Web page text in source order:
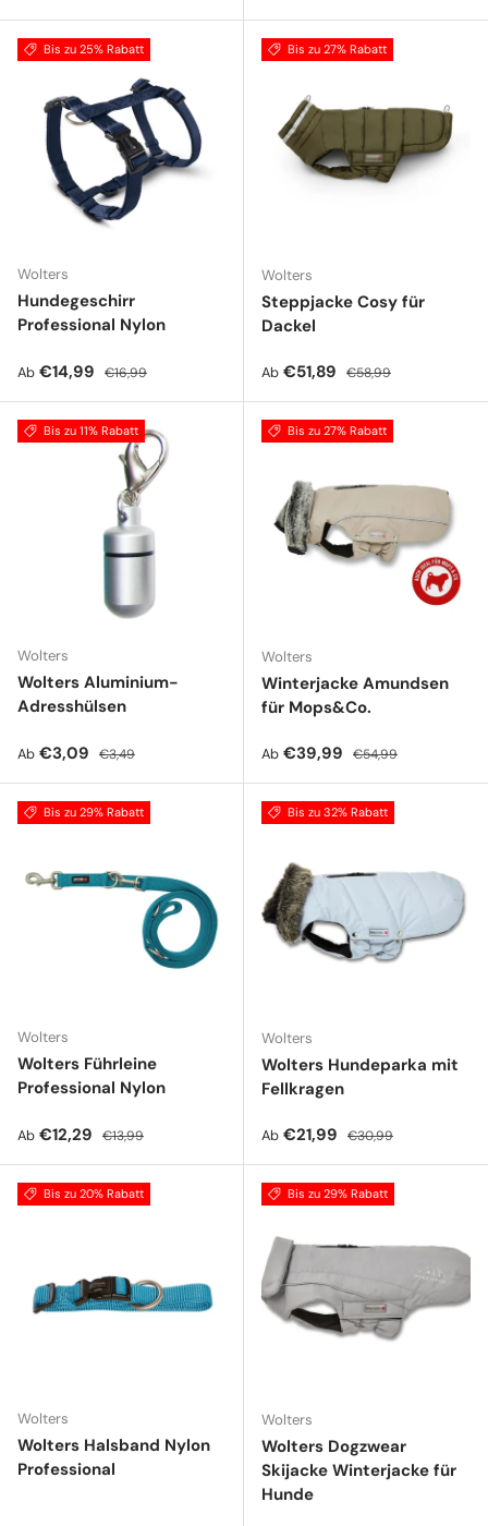
Bis zu 25% Rabatt
Wolters
Hundegeschirr
Professional Nylon
Verkaufspreis
Ab €14,99 Normaler Preis
€16,99
Bis zu 27% Rabatt
Wolters
Steppjacke Cosy für
Dackel
Verkaufspreis
Ab €51,89 Normaler Preis
€58,99
Bis zu 11% Rabatt
Wolters
Wolters Aluminium-
Adresshülsen
Verkaufspreis
Ab €3,09 Normaler Preis
€3,49
Bis zu 27% Rabatt
Wolters
Winterjacke Amundsen
für Mops&Co.
Verkaufspreis
Ab €39,99 Normaler Preis
€54,99
Bis zu 29% Rabatt
Wolters
Wolters Führleine
Professional Nylon
Verkaufspreis
Ab €12,29 Normaler Preis
€13,99
Bis zu 32% Rabatt
Wolters
Wolters Hundeparka mit
Fellkragen
Verkaufspreis
Ab €21,99 Normaler Preis
€30,99
Bis zu 20% Rabatt
Wolters
Wolters Halsband Nylon
Professional
Bis zu 29% Rabatt
Wolters
Wolters Dogzwear
Skijacke Winterjacke für
Hunde